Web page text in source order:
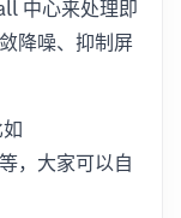
中心来处理即
降噪、抑制屏
，大家可以自